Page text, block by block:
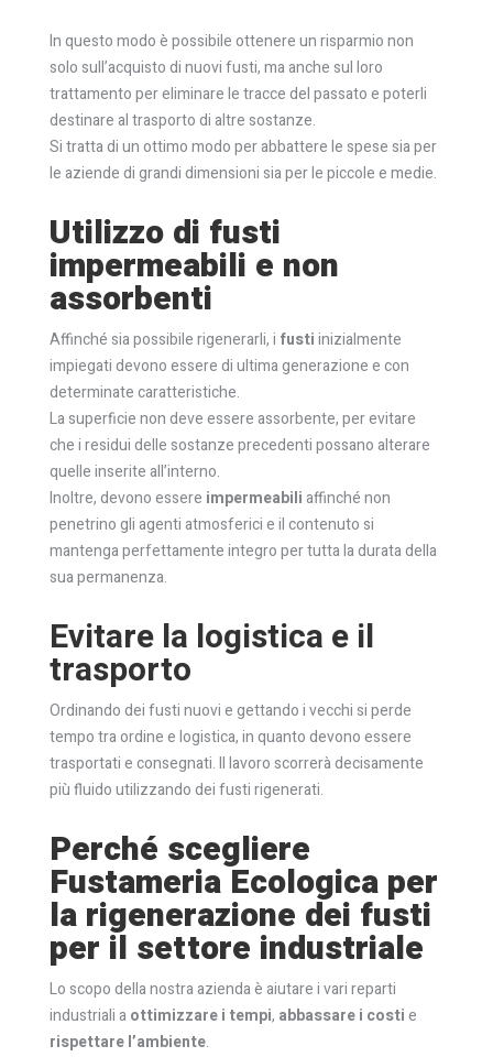
In questo modo è possibile ottenere un risparmio non
solo sull’acquisto di nuovi fusti, ma anche sul loro
trattamento per eliminare le tracce del passato e poterli
destinare al trasporto di altre sostanze.
Si tratta di un ottimo modo per abbattere le spese sia per
le aziende di grandi dimensioni sia per le piccole e medie.
Utilizzo di fusti
impermeabili e non
assorbenti
Affinché sia possibile rigenerarli, i fustiinizialmente
impiegati devono essere di ultima generazione e con
determinate caratteristiche.
La superficie non deve essere assorbente, per evitare
che i residui delle sostanze precedenti possano alterare
quelle inserite all’interno.
Inoltre, devono essere impermeabiliaffinché non
penetrino gli agenti atmosferici e il contenuto si
mantenga perfettamente integro per tutta la durata della
sua permanenza.
Evitare la logistica e il
trasporto
Ordinando dei fusti nuovi e gettando i vecchi si perde
tempo tra ordine e logistica, in quanto devono essere
trasportati e consegnati. Il lavoro scorrerà decisamente
più fluido utilizzando dei fusti rigenerati.
Perché scegliere
Fustameria Ecologica per
la rigenerazione dei fusti
per il settore industriale
Lo scopo della nostra azienda è aiutare i vari reparti
industriali aottimizzare i tempi, abbassare i costie
rispettare l’ambiente.